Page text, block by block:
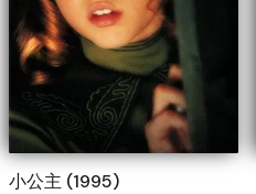
小公主 (1995)